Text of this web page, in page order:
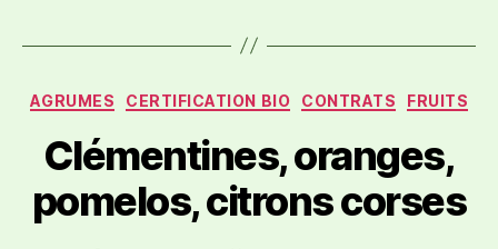
AGRUMES CERTIFICATION BIO CONTRATS FRUITS
Clémentines, oranges,
pomelos, citrons corses